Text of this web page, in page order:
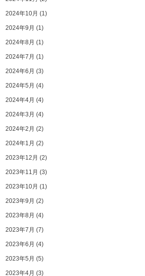
2024年10月 (1)
2024年9月 (1)
2024年8月 (1)
2024年7月 (1)
2024年6月 (3)
2024年5月 (4)
2024年4月 (4)
2024年3月 (4)
2024年2月 (2)
2024年1月 (2)
2023年12月 (2)
2023年11月 (3)
2023年10月 (1)
2023年9月 (2)
2023年8月 (4)
2023年7月 (7)
2023年6月 (4)
2023年5月 (5)
2023年4月 (3)